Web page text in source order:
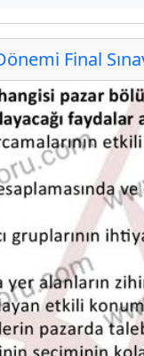
Final